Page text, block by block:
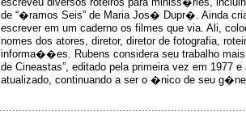
escreveu diversos roteiros para miniss�ries,
de “�ramos Seis” de Maria Jos� Dupr�. Ainda
escrever em um caderno os filmes que via. Ali,
nomes dos atores, diretor, diretor de fotografia,
informa��es. Rubens considera seu trabalho
de Cineastas”, editado pela primeira vez em 1977 e
atualizado, continuando a ser o �nico de seu